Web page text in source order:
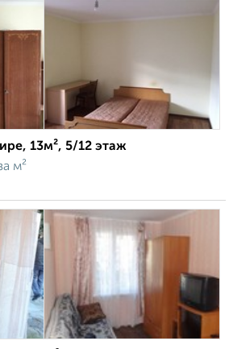
13м², 5/12 этаж
м²